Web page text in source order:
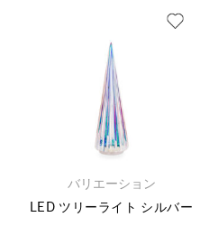
バリエーション
LED ツリーライト シルバー